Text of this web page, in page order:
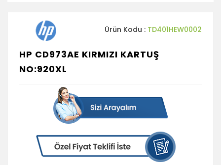
Ürün Kodu : TD401HEW0002
HP CD973AE KIRMIZI KARTUŞ
NO:920XL